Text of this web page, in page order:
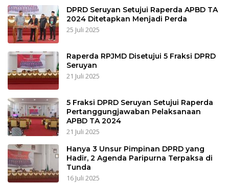
DPRD Seruyan Setujui Raperda APBD TA
2024 Ditetapkan Menjadi Perda
25 Juli 2025
Raperda RPJMD Disetujui 5 Fraksi DPRD
Seruyan
21 Juli 2025
5 Fraksi DPRD Seruyan Setujui Raperda
Pertanggungjawaban Pelaksanaan
APBD TA 2024
21 Juli 2025
Hanya 3 Unsur Pimpinan DPRD yang
Hadir, 2 Agenda Paripurna Terpaksa di
Tunda
16 Juli 2025